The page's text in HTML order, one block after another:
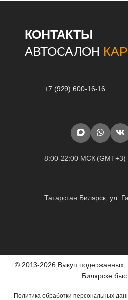
КОНТАКТЫ
АВТОСАЛОН
+7 (929) 600-16-16
8:00-22:00 МСК (GMT+3)
Татарстан Билярск, ул.
© 2013-2026 Выкуп подержанных,
Билярске
Политика обработки персональных